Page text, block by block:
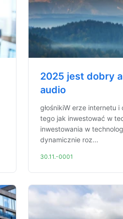
2025 jest dobry
audio
głośnikiW erze internetu
tego jak inwestować w
inwestowania w
dynamicznie roz...
30.11.-0001